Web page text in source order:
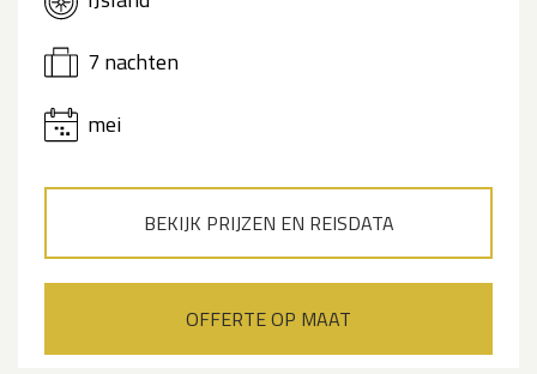
7 nachten
mei
BEKIJK PRIJZEN EN REISDATA
OFFERTE OP MAAT